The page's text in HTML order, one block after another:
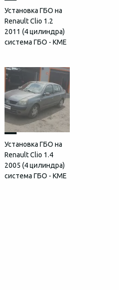
Установка ГБО на
Renault Clio 1.2
2011 (4 цилиндра)
система ГБО - KME
Установка ГБО на
Renault Clio 1.4
2005 (4 цилиндра)
система ГБО - KME